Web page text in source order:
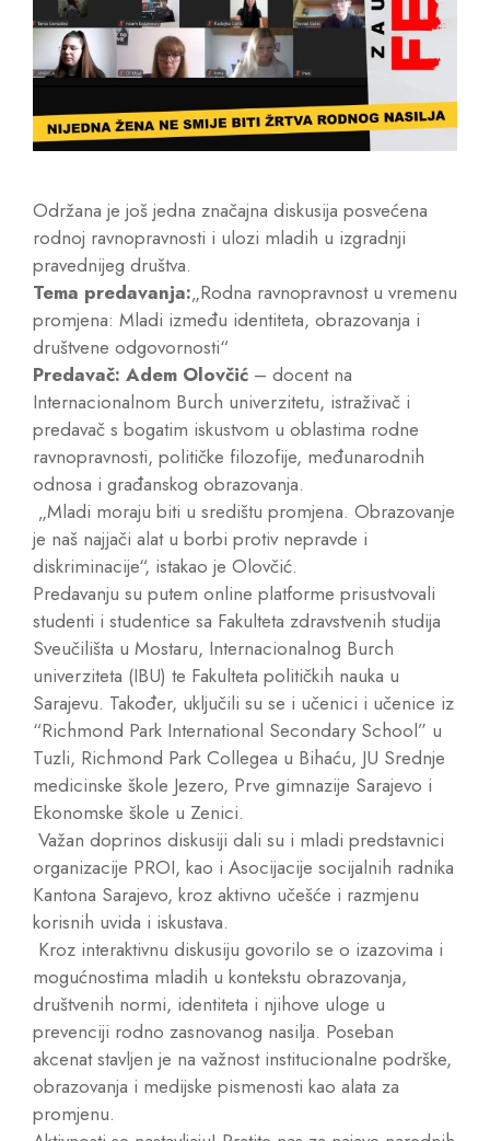
Održana je još jedna značajna diskusija posvećena
rodnoj ravnopravnosti i ulozi mladih u izgradnji
pravednijeg društva.
Tema predavanja:„Rodna ravnopravnost u vremenu
promjena: Mladi između identiteta, obrazovanja i
društvene odgovornosti“
Predavač: Adem Olovčić – docent na
Internacionalnom Burch univerzitetu, istraživač i
predavač s bogatim iskustvom u oblastima rodne
ravnopravnosti, političke filozofije, međunarodnih
odnosa i građanskog obrazovanja.
„Mladi moraju biti u središtu promjena. Obrazovanje
je naš najjači alat u borbi protiv nepravde i
diskriminacije“, istakao je Olovčić.
Predavanju su putem online platforme prisustvovali
studenti i studentice sa Fakulteta zdravstvenih studija
Sveučilišta u Mostaru, Internacionalnog Burch
univerziteta (IBU) te Fakulteta političkih nauka u
Sarajevu. Također, uključili su se i učenici i učenice iz
“Richmond Park International Secondary School” u
Tuzli, Richmond Park Collegea u Bihaću, JU Srednje
medicinske škole Jezero, Prve gimnazije Sarajevo i
Ekonomske škole u Zenici.
Važan doprinos diskusiji dali su i mladi predstavnici
organizacije PROI, kao i Asocijacije socijalnih radnika
Kantona Sarajevo, kroz aktivno učešće i razmjenu
korisnih uvida i iskustava.
Kroz interaktivnu diskusiju govorilo se o izazovima i
mogućnostima mladih u kontekstu obrazovanja,
društvenih normi, identiteta i njihove uloge u
prevenciji rodno zasnovanog nasilja. Poseban
akcenat stavljen je na važnost institucionalne podrške,
obrazovanja i medijske pismenosti kao alata za
promjenu.